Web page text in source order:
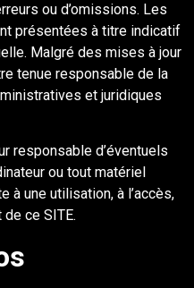
ou d’omissions. Les
présentées à titre indicatif
Malgré des mises à jour
tenue responsable de la
et juridiques
responsable d’éventuels
ou tout matériel
à une utilisation, à l’accès,
de ce SITE.